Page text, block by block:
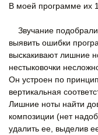
В моей программе их
Звучание
выявить ошибки
выскакивают лишние
нестыковочки
Он устроен по
вертикальная
Лишние ноты найти
композиции (нет
удалить ее, выделив